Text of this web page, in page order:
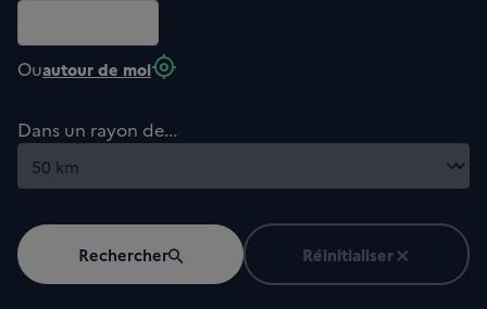
Ouautour de moimy_location
Dans un rayon de...
Rechercher Réinitialiser